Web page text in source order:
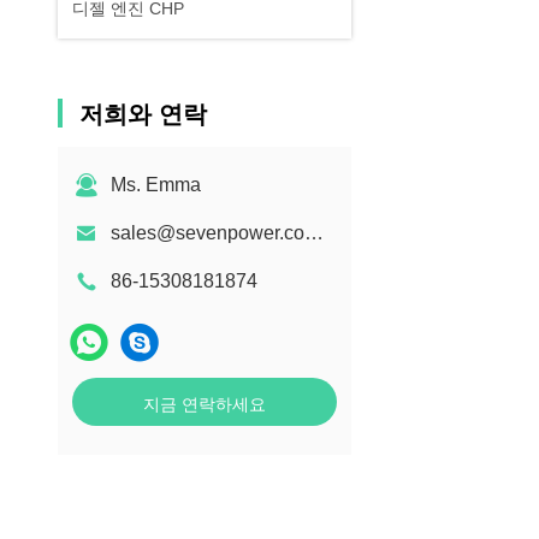
디젤 엔진 CHP
저희와 연락
Ms. Emma
sales@sevenpower.com.cn
86-15308181874
지금 연락하세요